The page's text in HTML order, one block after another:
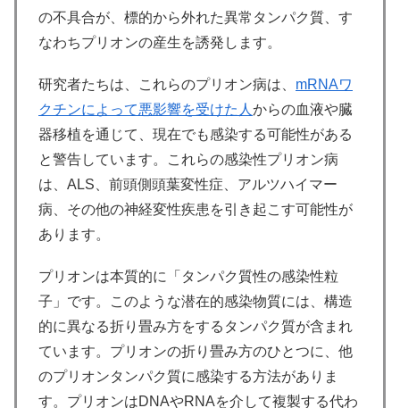
の不具合が、標的から外れた異常タンパク質、す
なわちプリオンの産生を誘発します。
研究者たちは、これらのプリオン病は、 mRNAワ
クチンによって悪影響を受けた人 からの血液や臓
器移植を通じて、現在でも感染する可能性がある
と警告しています。これらの感染性プリオン病
は、ALS、前頭側頭葉変性症、アルツハイマー
病、その他の神経変性疾患を引き起こす可能性が
あります。
プリオンは本質的に「タンパク質性の感染性粒
子」です。このような潜在的感染物質には、構造
的に異なる折り畳み方をするタンパク質が含まれ
ています。プリオンの折り畳み方のひとつに、他
のプリオンタンパク質に感染する方法がありま
す。プリオンはDNAやRNAを介して複製する代わ